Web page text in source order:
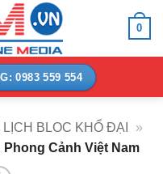
0
0983 559 554
LỊCH BLOC KHỔ ĐẠI
»
Phong Cảnh Việt Nam